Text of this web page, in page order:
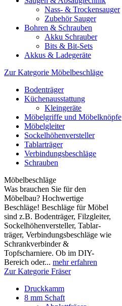
Nass- & Trockensauger
Zubehör Sauger
Bohren & Schrauben
Akku Schrauber
Bits & Bit-Sets
Akkus & Ladegeräte
Zur Kategorie Möbelbeschläge
Bodenträger
Küchenausstattung
Kleingeräte
Möbelgriffe und Möbelknöpfe
Möbelgleiter
Sockelhöhenversteller
Tablarträger
Verbindungsbeschläge
Schrauben
Möbelbeschläge
Was brauchen Sie für den
Möbelbau? Hochwertige
Beschläge! Beschläge für Möbel
sind z.B. Boden­träger, Filzgleiter,
Sockelhöhen­versteller, Tablar­
träger, Verbindungs­beschläge wie
Schrank­verbinder &
Topfscharniere. Ob im DIY-
Bereich oder... mehr erfahren
Zur Kategorie Fräser
Druckkamm
8 mm Schaft